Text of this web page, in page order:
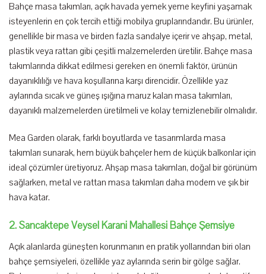
Bahçe masa takımları, açık havada yemek yeme keyfini yaşamak
isteyenlerin en çok tercih ettiği mobilya gruplarındandır. Bu ürünler,
genellikle bir masa ve birden fazla sandalye içerir ve ahşap, metal,
plastik veya rattan gibi çeşitli malzemelerden üretilir. Bahçe masa
takımlarında dikkat edilmesi gereken en önemli faktör, ürünün
dayanıklılığı ve hava koşullarına karşı direncidir. Özellikle yaz
aylarında sıcak ve güneş ışığına maruz kalan masa takımları,
dayanıklı malzemelerden üretilmeli ve kolay temizlenebilir olmalıdır.
Mea Garden olarak, farklı boyutlarda ve tasarımlarda masa
takımları sunarak, hem büyük bahçeler hem de küçük balkonlar için
ideal çözümler üretiyoruz. Ahşap masa takımları, doğal bir görünüm
sağlarken, metal ve rattan masa takımları daha modern ve şık bir
hava katar.
2. Sancaktepe Veysel Karani Mahallesi Bahçe Şemsiye
Açık alanlarda güneşten korunmanın en pratik yollarından biri olan
bahçe şemsiyeleri, özellikle yaz aylarında serin bir gölge sağlar.